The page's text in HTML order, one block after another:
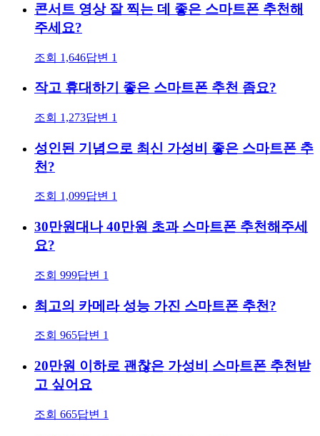
콘서트 영상 잘 찍는 데 좋은 스마트폰 추천해
주세요?
조회 1,646답변 1
작고 휴대하기 좋은 스마트폰 추천 좀요?
조회 1,273답변 1
성인된 기념으로 최신 가성비 좋은 스마트폰 추
천?
조회 1,099답변 1
30만원대나 40만원 초과 스마트폰 추천해주세
요?
조회 999답변 1
최고의 카메라 성능 가진 스마트폰 추천?
조회 965답변 1
20만원 이하로 괜찮은 가성비 스마트폰 추천받
고 싶어요
조회 665답변 1